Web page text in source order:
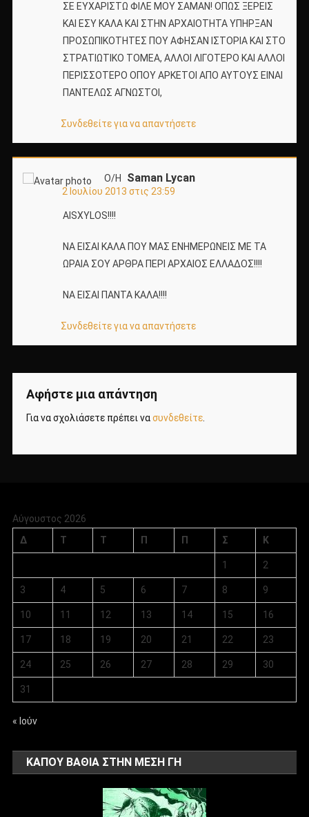
ΣΕ ΕΥΧΑΡΙΣΤΩ ΦΙΛΕ ΜΟΥ ΣΑΜΑΝ! ΟΠΩΣ ΞΕΡΕΙΣ
ΚΑΙ ΕΣΥ ΚΑΛΑ ΚΑΙ ΣΤΗΝ ΑΡΧΑΙΟΤΗΤΑ ΥΠΗΡΞΑΝ
ΠΡΟΣΩΠΙΚΟΤΗΤΕΣ ΠΟΥ ΑΦΗΣΑΝ ΙΣΤΟΡΙΑ ΚΑΙ ΣΤΟ
ΣΤΡΑΤΙΩΤΙΚΟ ΤΟΜΕΑ, ΑΛΛΟΙ ΛΙΓΟΤΕΡΟ ΚΑΙ ΑΛΛΟΙ
ΠΕΡΙΣΣΟΤΕΡΟ ΟΠΟΥ ΑΡΚΕΤΟΙ ΑΠΟ ΑΥΤΟΥΣ ΕΙΝΑΙ
ΠΑΝΤΕΛΩΣ ΑΓΝΩΣΤΟΙ,
Συνδεθείτε για να απαντήσετε
Ο/Η Saman Lycan
2 Ιουλίου 2013 στις 23:59
AISXYLOS!!!!
ΝΑ ΕΙΣΑΙ ΚΑΛΑ ΠΟΥ ΜΑΣ ΕΝΗΜΕΡΩΝΕΙΣ ΜΕ ΤΑ
ΩΡΑΙΑ ΣΟΥ ΑΡΘΡΑ ΠΕΡΙ ΑΡΧΑΙΟΣ ΕΛΛΑΔΟΣ!!!!
ΝΑ ΕΙΣΑΙ ΠΑΝΤΑ ΚΑΛΑ!!!!
Συνδεθείτε για να απαντήσετε
Αφήστε μια απάντηση
Για να σχολιάσετε πρέπει νασυνδεθείτε.
Αύγουστος 2026
Δ
Τ Τ Π Π Σ Κ
1 2
3 4 5 6 7 8 9
10 11 12 13 14 15 16
17 18 19 20 21 22 23
24 25 26 27 28 29 30
31
« Ιούν
ΚΑΠΟΥ ΒΑΘΙΑ ΣΤΗΝ ΜΕΣΗ ΓΗ